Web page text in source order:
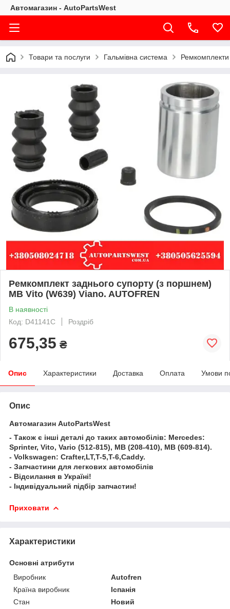
Автомагазин - AutoPartsWest
Товари та послуги Гальмівна система Ремкомплекти
Ремкомплект заднього супорту (з поршнем)
MB Vito (W639) Viano. AUTOFREN
В наявності
Код: D41141C
Роздріб
675,35 ₴
Опис Характеристики Доставка Оплата Умови
Опис
Автомагазин AutoPartsWest
- Також є інші деталі до таких автомобілів: Mercedes:
Sprinter, Vito, Vario (512-815), MB (208-410), MB (609-814).
- Volkswagen: Crafter,LT,T-5,T-6,Caddy.
- Запчастини для легкових автомобілів
- Відсилання в Україні!
- Індивідуальний підбір запчастин!
Приховати
Характеристики
Основні атрибути
Виробник
Autofren
Країна виробник
Іспанія
Стан
Новий